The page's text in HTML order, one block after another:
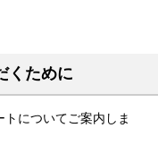
くために
についてご案内しま